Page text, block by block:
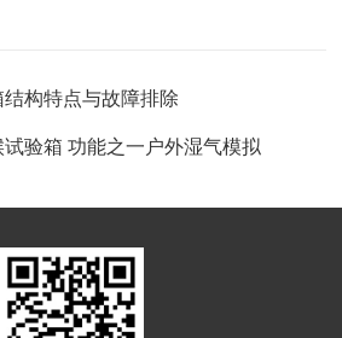
构特点与故障排除
验箱 功能之一户外湿气模拟